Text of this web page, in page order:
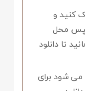
کنید و
سپس محل
تا دانلود
می شود برای